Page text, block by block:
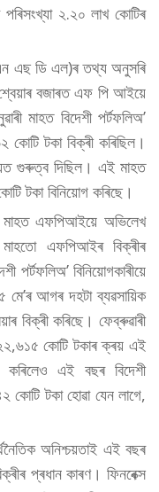
পৰিসংখ্যা ২.২০ লাখ কোটিৰ
(এন এছ ডি এল)ৰ তথ্য অনুসৰি
শ্বেয়াৰ বজাৰত এফ পি আইয়ে
মাহত বিদেশী পৰ্টফলিঅ’
কোটি টকা বিক্ৰী কৰিছিল।
গুৰুত্ব দিছিল। এই মাহত
টকা বিনিয়োগ কৰিছে।
মাহত এফপিআইয়ে অভিলেখ
এফপিআইৰ বিক্ৰীৰ
পৰ্টফলিঅ’ বিনিয়োগকাৰীয়ে
মে’ৰ আগৰ দহটা ব্যৱসায়িক
বিক্ৰী কৰিছে। ফেব্ৰুৱাৰী
২২,৬১৫ কোটি টকাৰ ক্ৰয় এই
কৰিলেও এই বছৰ বিদেশী
কোটি টকা হোৱা যেন লাগে,
অনিশ্চয়তাই এই বছৰ
প্ৰধান কাৰণ। ফিনৰেক্স